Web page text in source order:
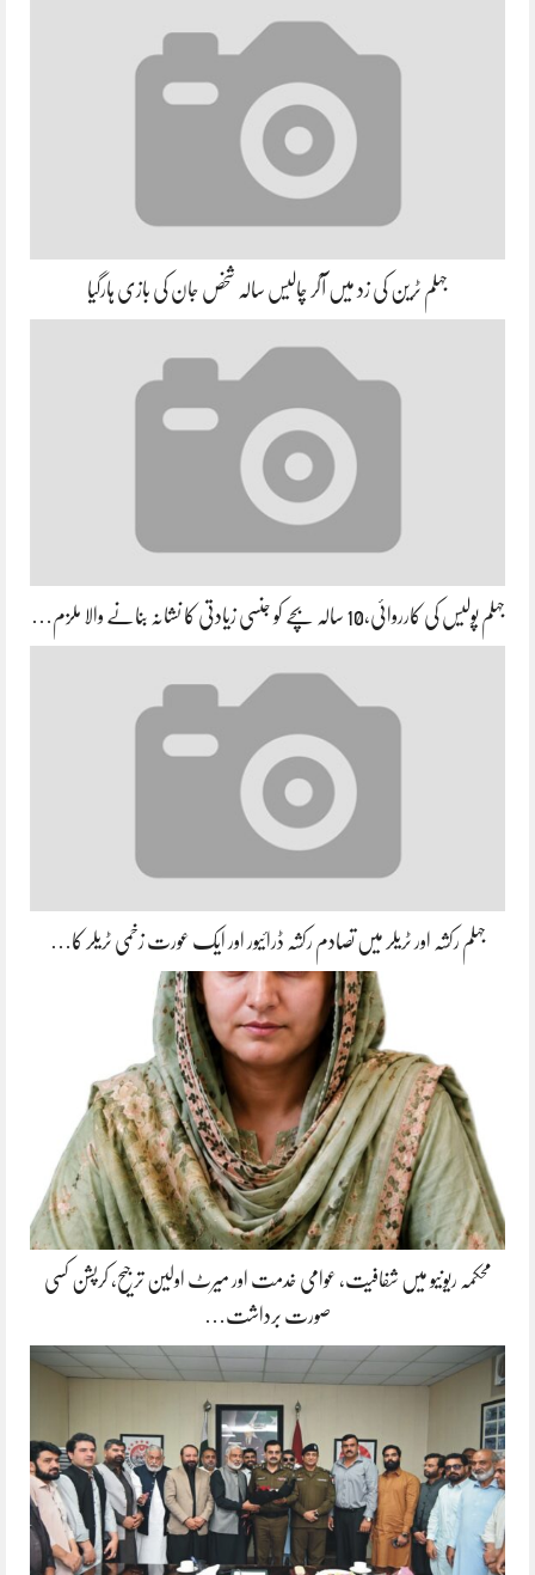
جہلم ٹرین کی زد میں آکر چالیس سالہ شخص جان کی بازی ہارگیا
جہلم پولیس کی کارروائی،10 سالہ بچے کو جنسی زیادتی کا نشانہ بنانے والا ملزم…
جہلم رکشہ اور ٹریلر میں تصادم رکشہ ڈرائیور اور ایک عورت زخمی ٹریلر کا…
محکمہ ریونیو میں شفافیت، عوامی خدمت اور میرٹ اولین ترجیح، کرپشن کسی
صورت برداشت…